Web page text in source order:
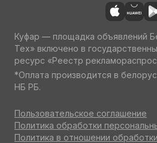
Куфар — площадка объявлений
Тех» включено в
ресурс «Реестр
*Оплата производится в
НБ РБ.
Пользовательское соглашение
Политика обработки
Политика в отношении